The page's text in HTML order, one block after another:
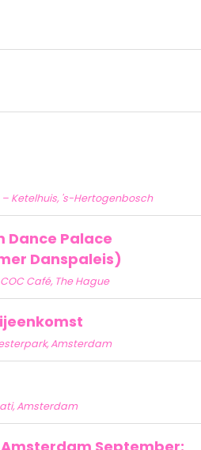
– Ketelhuis, 's-Hertogenbosch
Dance Palace
Danspaleis)
Café, The Hague
Amsterdam
Amsterdam